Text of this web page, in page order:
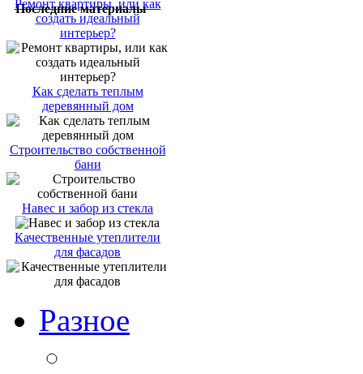
Последние материалы
Ремонт квартиры, или как
создать идеальный
интерьер?
Как сделать теплым
деревянный дом
Строительство собственной
бани
Навес и забор из стекла
Качественные утеплители
для фасадов
Разное